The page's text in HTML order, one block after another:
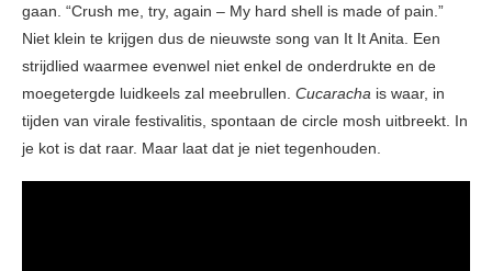
gaan. “Crush me, try, again – My hard shell is made of pain.”
Niet klein te krijgen dus de nieuwste song van It It Anita. Een
strijdlied waarmee evenwel niet enkel de onderdrukte en de
moegetergde luidkeels zal meebrullen. Cucaracha is waar, in
tijden van virale festivalitis, spontaan de circle mosh uitbreekt. In
je kot is dat raar. Maar laat dat je niet tegenhouden.